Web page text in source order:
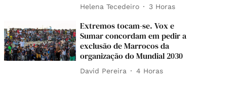
Helena Tecedeiro 3 Horas
Extremos tocam-se. Vox e
Sumar concordam em pedir a
exclusão de Marrocos da
organização do Mundial 2030
David Pereira 4 Horas